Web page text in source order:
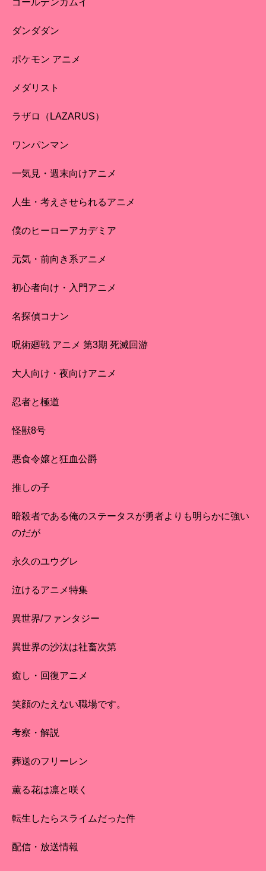
ゴールデンカムイ
ダンダダン
ポケモン アニメ
メダリスト
ラザロ（LAZARUS）
ワンパンマン
一気見・週末向けアニメ
人生・考えさせられるアニメ
僕のヒーローアカデミア
元気・前向き系アニメ
初心者向け・入門アニメ
名探偵コナン
呪術廻戦 アニメ 第3期 死滅回游
大人向け・夜向けアニメ
忍者と極道
怪獣8号
悪食令嬢と狂血公爵
推しの子
暗殺者である俺のステータスが勇者よりも明らかに強い
のだが
永久のユウグレ
泣けるアニメ特集
異世界/ファンタジー
異世界の沙汰は社畜次第
癒し・回復アニメ
笑顔のたえない職場です。
考察・解説
葬送のフリーレン
薫る花は凛と咲く
転生したらスライムだった件
配信・放送情報